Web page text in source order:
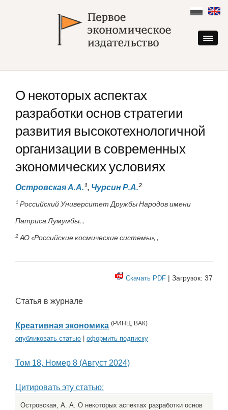
content
О некоторых аспектах
разработки основ стратегии
развития высокотехнологичной
организации в современных
экономических условиях
Островская А.А.1, Чурсин Р.А.2
1 Российский Университет Дружбы Народов имени
Патриса Лумумбы, ,
2 АО «Российские космические системы», ,
Скачать PDF | Загрузок: 37
Статья в журнале
Креативная экономика (РИНЦ, ВАК)
опубликовать статью оформить подписку
Том 18, Номер 8 (Август 2024)
Цитировать эту статью:
Островская, А. А. О некоторых аспектах разработки основ